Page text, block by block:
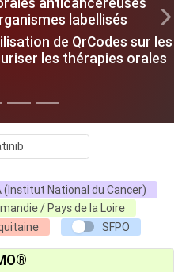
labellisés
de QrCodes sur les
les thérapies orales
(Institut National du Cancer)
/ Pays de la Loire
SFPO